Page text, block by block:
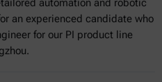
automation and robotic
an experienced candidate who
for our PI product line